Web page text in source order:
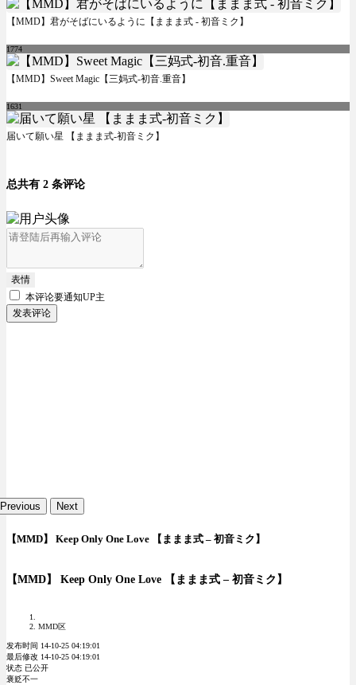
【MMD】君がそばにいるように【ままま式 - 初音ミク】
1774
【MMD】Sweet Magic【三妈式-初音.重音】
1631
届いて願い星 【ままま式-初音ミク】
总共有 2 条评论
表情
本评论要通知UP主
发表评论
Previous Next
【MMD】 Keep Only One Love 【ままま式 – 初音ミク】
【MMD】 Keep Only One Love 【ままま式 – 初音ミク】
MMD区
发布时间 14-10-25 04:19:01
最后修改 14-10-25 04:19:01
状态 已公开
褒贬不一